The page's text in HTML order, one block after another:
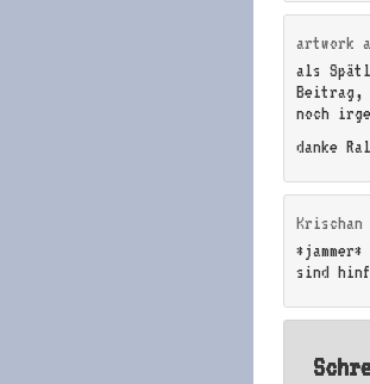
artwork
als
Beitrag,
noch
danke
Krischan
sind